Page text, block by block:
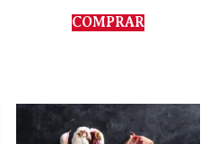
de 5
COMPRAR